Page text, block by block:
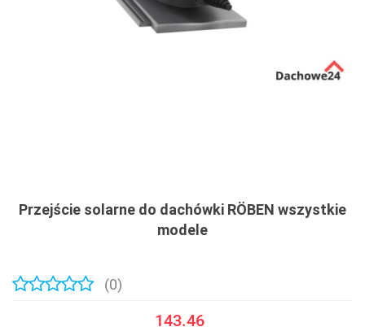
Przejście solarne do dachówki RÖBEN wszystkie
modele
(0)
143.46